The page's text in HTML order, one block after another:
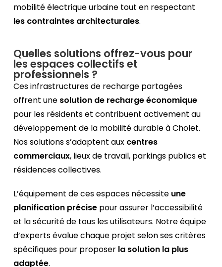
mobilité électrique urbaine tout en respectant
les contraintes architecturales.
Quelles solutions offrez-vous pour
les espaces collectifs et
professionnels ?
Ces infrastructures de recharge partagées
offrent une solution de recharge économique
pour les résidents et contribuent activement au
développement de la mobilité durable à Cholet.
Nos solutions s’adaptent aux centres
commerciaux, lieux de travail, parkings publics et
résidences collectives.
L’équipement de ces espaces nécessite une
planification précise pour assurer l’accessibilité
et la sécurité de tous les utilisateurs. Notre équipe
d’experts évalue chaque projet selon ses critères
spécifiques pour proposer la solution la plus
adaptée.